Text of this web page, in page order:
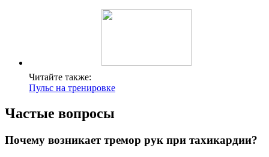
Читайте также:
Пульс на тренировке
Частые вопросы
Почему возникает тремор рук при тахикардии?